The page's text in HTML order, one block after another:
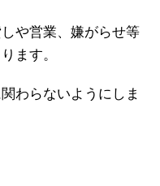
や営業、嫌がらせ等
ます。
わらないようにしま